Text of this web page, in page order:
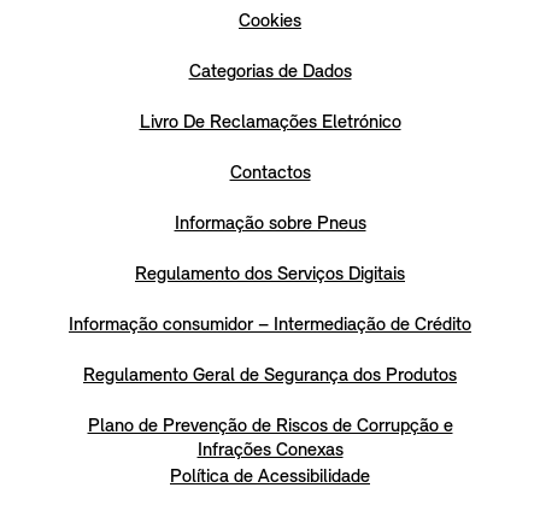
Cookies
Categorias de Dados
Livro De Reclamações Eletrónico
Contactos
Informação sobre Pneus
Regulamento dos Serviços Digitais
Informação consumidor – Intermediação de Crédito
Regulamento Geral de Segurança dos Produtos
Plano de Prevenção de Riscos de Corrupção e
Infrações Conexas
Política de Acessibilidade